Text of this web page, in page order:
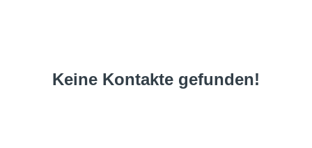
Keine Kontakte gefunden!